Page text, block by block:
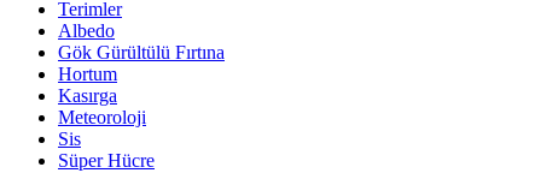
Terimler
Albedo
Gök Gürültülü Fırtına
Hortum
Kasırga
Meteoroloji
Sis
Süper Hücre